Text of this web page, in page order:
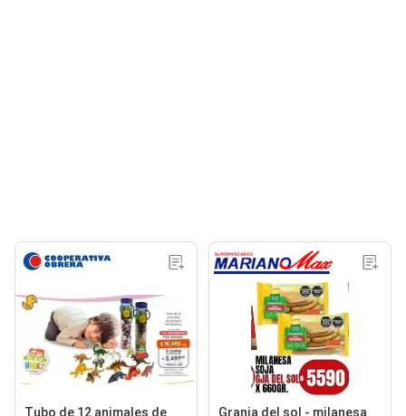
Tubo de 12 animales de Granja del sol - milanesa